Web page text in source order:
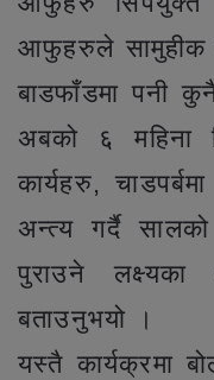
आफुहरुले सामुहीक
बाडफाँडमा पनी
अबको ६ महिना
कार्यहरु,
अन्त्य गर्दै
पुराउने
बताउनुभयो ।
यस्तै कार्यक्रमा